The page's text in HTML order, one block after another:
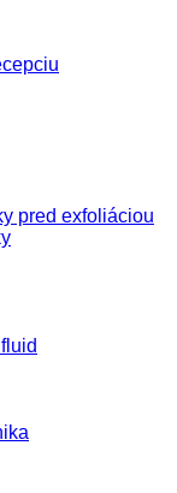
pred exfoliáciou